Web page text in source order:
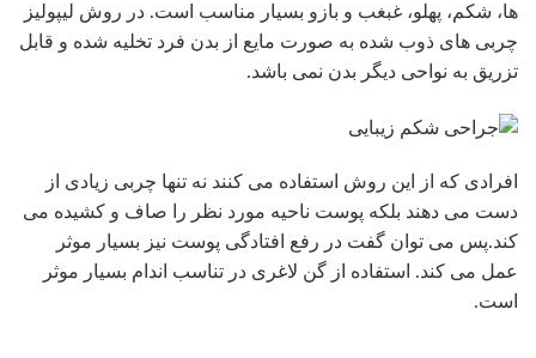
ها، شکم، پهلو، غبغب و بازو بسیار مناسب است. در روش لیپولیز
چربی های ذوب شده به صورت مایع از بدن فرد تخلیه شده و قابل
تزریق به نواحی دیگر بدن نمی باشد.
افرادی که از این روش استفاده می کنند نه تنها چربی زیادی از
دست می دهند بلکه پوست ناحیه مورد نظر را صاف و کشیده می
کند.پس می توان گفت در رفع افتادگی پوست نیز بسیار موثر
عمل می کند. استفاده از گن لاغری در تناسب اندام بسیار موثر
است.